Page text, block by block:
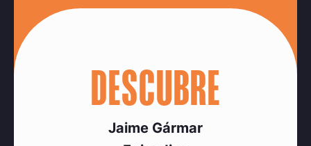
DESCUBRE
Jaime Gármar